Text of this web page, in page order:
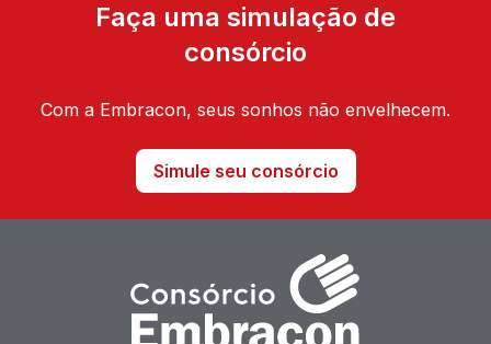
Faça uma simulação de
consórcio
Com a Embracon, seus sonhos não envelhecem.
Simule seu consórcio